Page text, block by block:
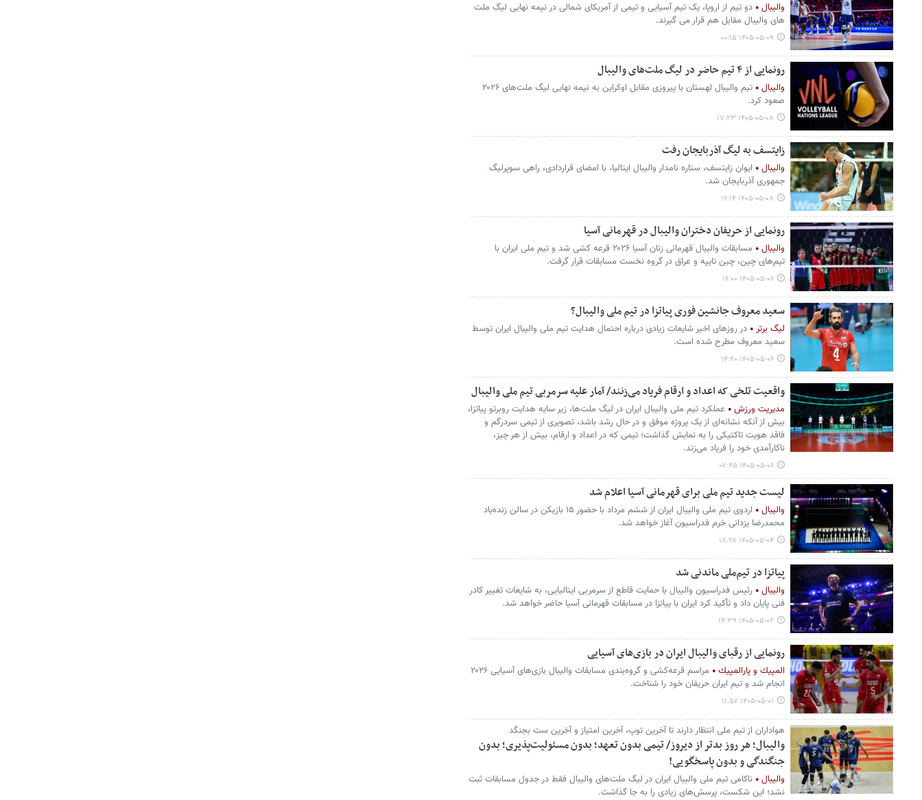
والیبال
دو تیم از اروپا، یک تیم آسیایی و تیمی از آمریکای شمالی در نیمه نهایی لیگ ملت
های والیبال مقابل هم قرار می گیرند.
۱۴۰۵-۰۵-۰۹ ۰۰:۱۵
رونمایی از ۴ تیم حاضر در لیگ ملت‌های والیبال
والیبال
تیم والیبال لهستان با پیروزی مقابل اوکراین به نیمه‌ نهایی لیگ ملت‌های ۲۰۲۶
صعود کرد.
۱۴۰۵-۰۵-۰۸ ۱۷:۲۳
زایتسف به لیگ آذربایجان رفت
والیبال
ایوان زایتسف، ستاره نامدار والیبال ایتالیا، با امضای قراردادی، راهی سوپرلیگ
جمهوری آذربایجان شد.
۱۴۰۵-۰۵-۰۸ ۱۶:۱۴
رونمایی از حریفان دختران والیبال در قهرمانی آسیا
والیبال
مسابقات والیبال قهرمانی زنان آسیا ۲۰۲۶ قرعه کشی شد و تیم ملی ایران با
تیم‌های چین، چین تایپه و عراق در گروه نخست مسابقات قرار گرفت.
۱۴۰۵-۰۵-۰۶ ۱۶:۰۰
سعید معروف جانشین فوری پیاتزا در تیم ملی والیبال؟
لیگ برتر
در روزهای اخیر شایعات زیادی درباره احتمال هدایت تیم ملی والیبال ایران توسط
سعید معروف مطرح شده است.
۱۴۰۵-۰۵-۰۶ ۱۴:۴۰
واقعیت تلخی که اعداد و ارقام فریاد می‌زنند/ آمار علیه سرمربی تیم ملی والیبال
مدیریت ورزش
عملکرد تیم ملی والیبال ایران در لیگ ملت‌ها، زیر سایه هدایت روبرتو پیاتزا،
بیش از آنکه نشانه‌ای از یک پروژه موفق و در حال رشد باشد، تصویری از تیمی سردرگم و
فاقد هویت تاکتیکی را به نمایش گذاشت؛ تیمی که در اعداد و ارقام، بیش از هر چیز،
ناکارآمدی خود را فریاد می‌زند.
۱۴۰۵-۰۵-۰۶ ۰۷:۴۵
لیست جدید تیم ملی برای قهرمانی آسیا اعلام شد
والیبال
اردوی تیم ملی والیبال ایران از ششم مرداد با حضور ۱۵ بازیکن در سالن زنده‌یاد
محمدرضا یزدانی خرم فدراسیون آغاز خواهد شد.
۱۴۰۵-۰۵-۰۴ ۱۸:۲۸
پیاتزا در تیم‌ملی ماندنی شد
والیبال
رئیس فدراسیون والیبال با حمایت قاطع از سرمربی ایتالیایی، به شایعات تغییر کادر
فنی پایان داد و تأکید کرد ایران با پیاتزا در مسابقات قهرمانی آسیا حاضر خواهد شد.
۱۴۰۵-۰۵-۰۲ ۱۴:۳۹
رونمایی از رقبای والیبال ایران در بازی‌های آسیایی
المپيك و پارالمپيك
مراسم قرعه‌کشی‌ و گروه‌بندی مسابقات والیبال بازی‌های آسیایی ۲۰۲۶
انجام شد و تیم ایران حریفان خود را شناخت.
۱۴۰۵-۰۵-۰۱ ۱۱:۵۷
هواداران از تیم ملی انتظار دارند تا آخرین توپ، آخرین امتیاز و آخرین ست بجنگد
والیبال؛ هر روز بدتر از دیروز/ تیمی بدون تعهد؛ بدون مسئولیت‌پذیری؛ بدون
جنگندگی و بدون پاسخگویی!
والیبال
ناکامی تیم ملی والیبال ایران در لیگ ملت‌های والیبال فقط در جدول مسابقات ثبت
نشد؛ این شکست، پرسش‌های زیادی را به جا گذاشت.